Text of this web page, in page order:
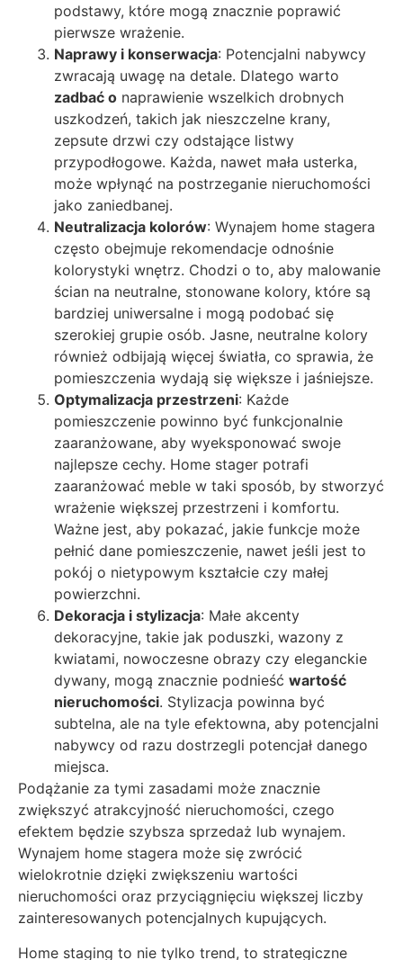
podstawy, które mogą znacznie poprawić
pierwsze wrażenie.
Naprawy i konserwacja: Potencjalni nabywcy
zwracają uwagę na detale. Dlatego warto
zadbać o naprawienie wszelkich drobnych
uszkodzeń, takich jak nieszczelne krany,
zepsute drzwi czy odstające listwy
przypodłogowe. Każda, nawet mała usterka,
może wpłynąć na postrzeganie nieruchomości
jako zaniedbanej.
Neutralizacja kolorów: Wynajem home stagera
często obejmuje rekomendacje odnośnie
kolorystyki wnętrz. Chodzi o to, aby malowanie
ścian na neutralne, stonowane kolory, które są
bardziej uniwersalne i mogą podobać się
szerokiej grupie osób. Jasne, neutralne kolory
również odbijają więcej światła, co sprawia, że
pomieszczenia wydają się większe i jaśniejsze.
Optymalizacja przestrzeni: Każde
pomieszczenie powinno być funkcjonalnie
zaaranżowane, aby wyeksponować swoje
najlepsze cechy. Home stager potrafi
zaaranżować meble w taki sposób, by stworzyć
wrażenie większej przestrzeni i komfortu.
Ważne jest, aby pokazać, jakie funkcje może
pełnić dane pomieszczenie, nawet jeśli jest to
pokój o nietypowym kształcie czy małej
powierzchni.
Dekoracja i stylizacja: Małe akcenty
dekoracyjne, takie jak poduszki, wazony z
kwiatami, nowoczesne obrazy czy eleganckie
dywany, mogą znacznie podnieść wartość
nieruchomości. Stylizacja powinna być
subtelna, ale na tyle efektowna, aby potencjalni
nabywcy od razu dostrzegli potencjał danego
miejsca.
Podążanie za tymi zasadami może znacznie
zwiększyć atrakcyjność nieruchomości, czego
efektem będzie szybsza sprzedaż lub wynajem.
Wynajem home stagera może się zwrócić
wielokrotnie dzięki zwiększeniu wartości
nieruchomości oraz przyciągnięciu większej liczby
zainteresowanych potencjalnych kupujących.
Home staging to nie tylko trend, to strategiczne